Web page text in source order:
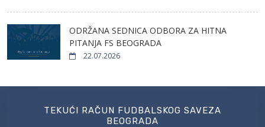
ODRŽANA SEDNICA ODBORA ZA HITNA
PITANJA FS BEOGRADA
22.07.2026
TEKUĆI RAČUN FUDBALSKOG SAVEZA
BEOGRADA